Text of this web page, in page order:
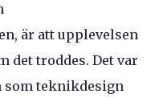
är att upplevelsen
det troddes. Det var
som teknikdesign